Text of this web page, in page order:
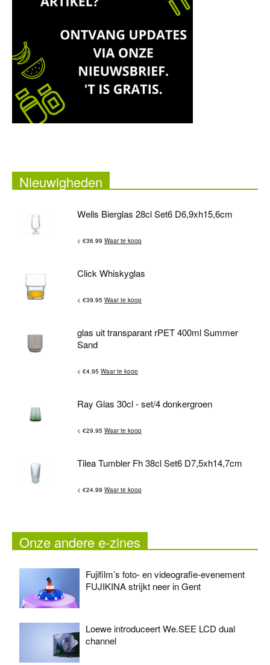
Nieuwigheden
Wells Bierglas 28cl Set6 D6,9xh15,6cm
< €36.99 Waar te koop
Click Whiskyglas
< €39.95 Waar te koop
glas uit transparant rPET 400ml Summer
Sand
< €4.95 Waar te koop
Ray Glas 30cl - set/4 donkergroen
< €29.95 Waar te koop
Tilea Tumbler Fh 38cl Set6 D7,5xh14,7cm
< €24.99 Waar te koop
Onze andere e-zines
Fujifilm’s foto- en videografie-evenement
FUJIKINA strijkt neer in Gent
Loewe introduceert We.SEE LCD dual
channel